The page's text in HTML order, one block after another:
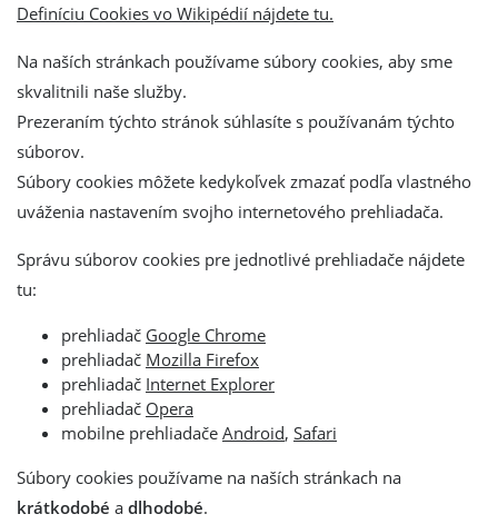
Definíciu Cookies vo Wikipédií nájdete tu.
Na naších stránkach používame súbory cookies, aby sme
skvalitnili naše služby.
Prezeraním týchto stránok súhlasíte s používanám týchto
súborov.
Súbory cookies môžete kedykoľvek zmazať podľa vlastného
uváženia nastavením svojho internetového prehliadača.
Správu súborov cookies pre jednotlivé prehliadače nájdete
tu:
prehliadač Google Chrome
prehliadač Mozilla Firefox
prehliadač Internet Explorer
prehliadač Opera
mobilne prehliadače Android, Safari
Súbory cookies používame na naších stránkach na
krátkodobé a dlhodobé.